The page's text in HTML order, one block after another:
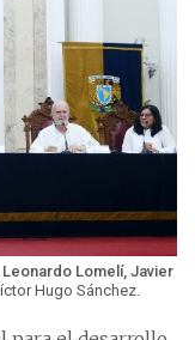
Lomelí, Javier
Hugo Sánchez.